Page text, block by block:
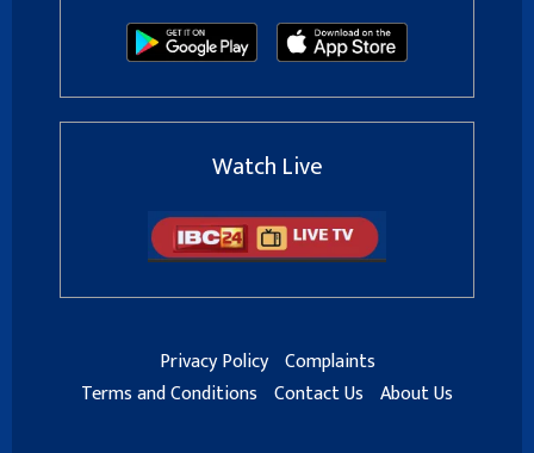
Watch Live
Privacy Policy Complaints
Terms and Conditions Contact Us About Us